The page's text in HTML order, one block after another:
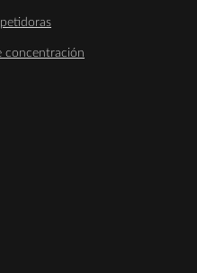
concentración